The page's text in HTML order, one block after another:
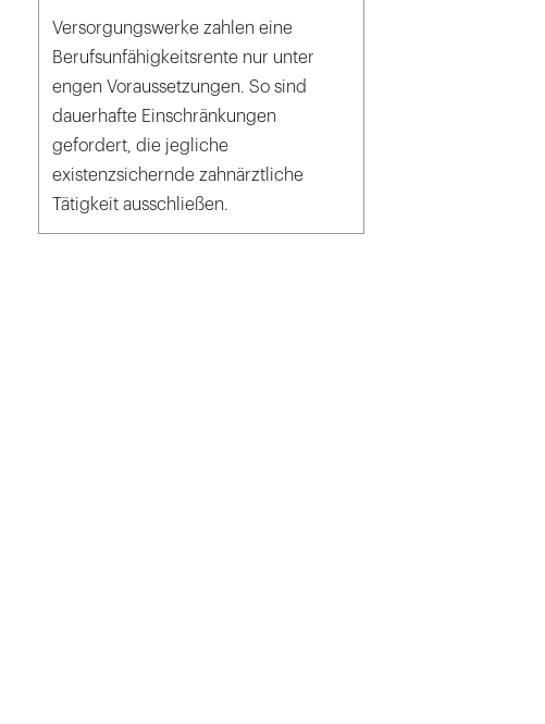
Versorgungswerke zahlen eine
Berufsunfähigkeitsrente nur unter
engen Voraussetzungen. So sind
dauerhafte Einschränkungen
gefordert, die jegliche
existenzsichernde zahnärztliche
Tätigkeit ausschließen.